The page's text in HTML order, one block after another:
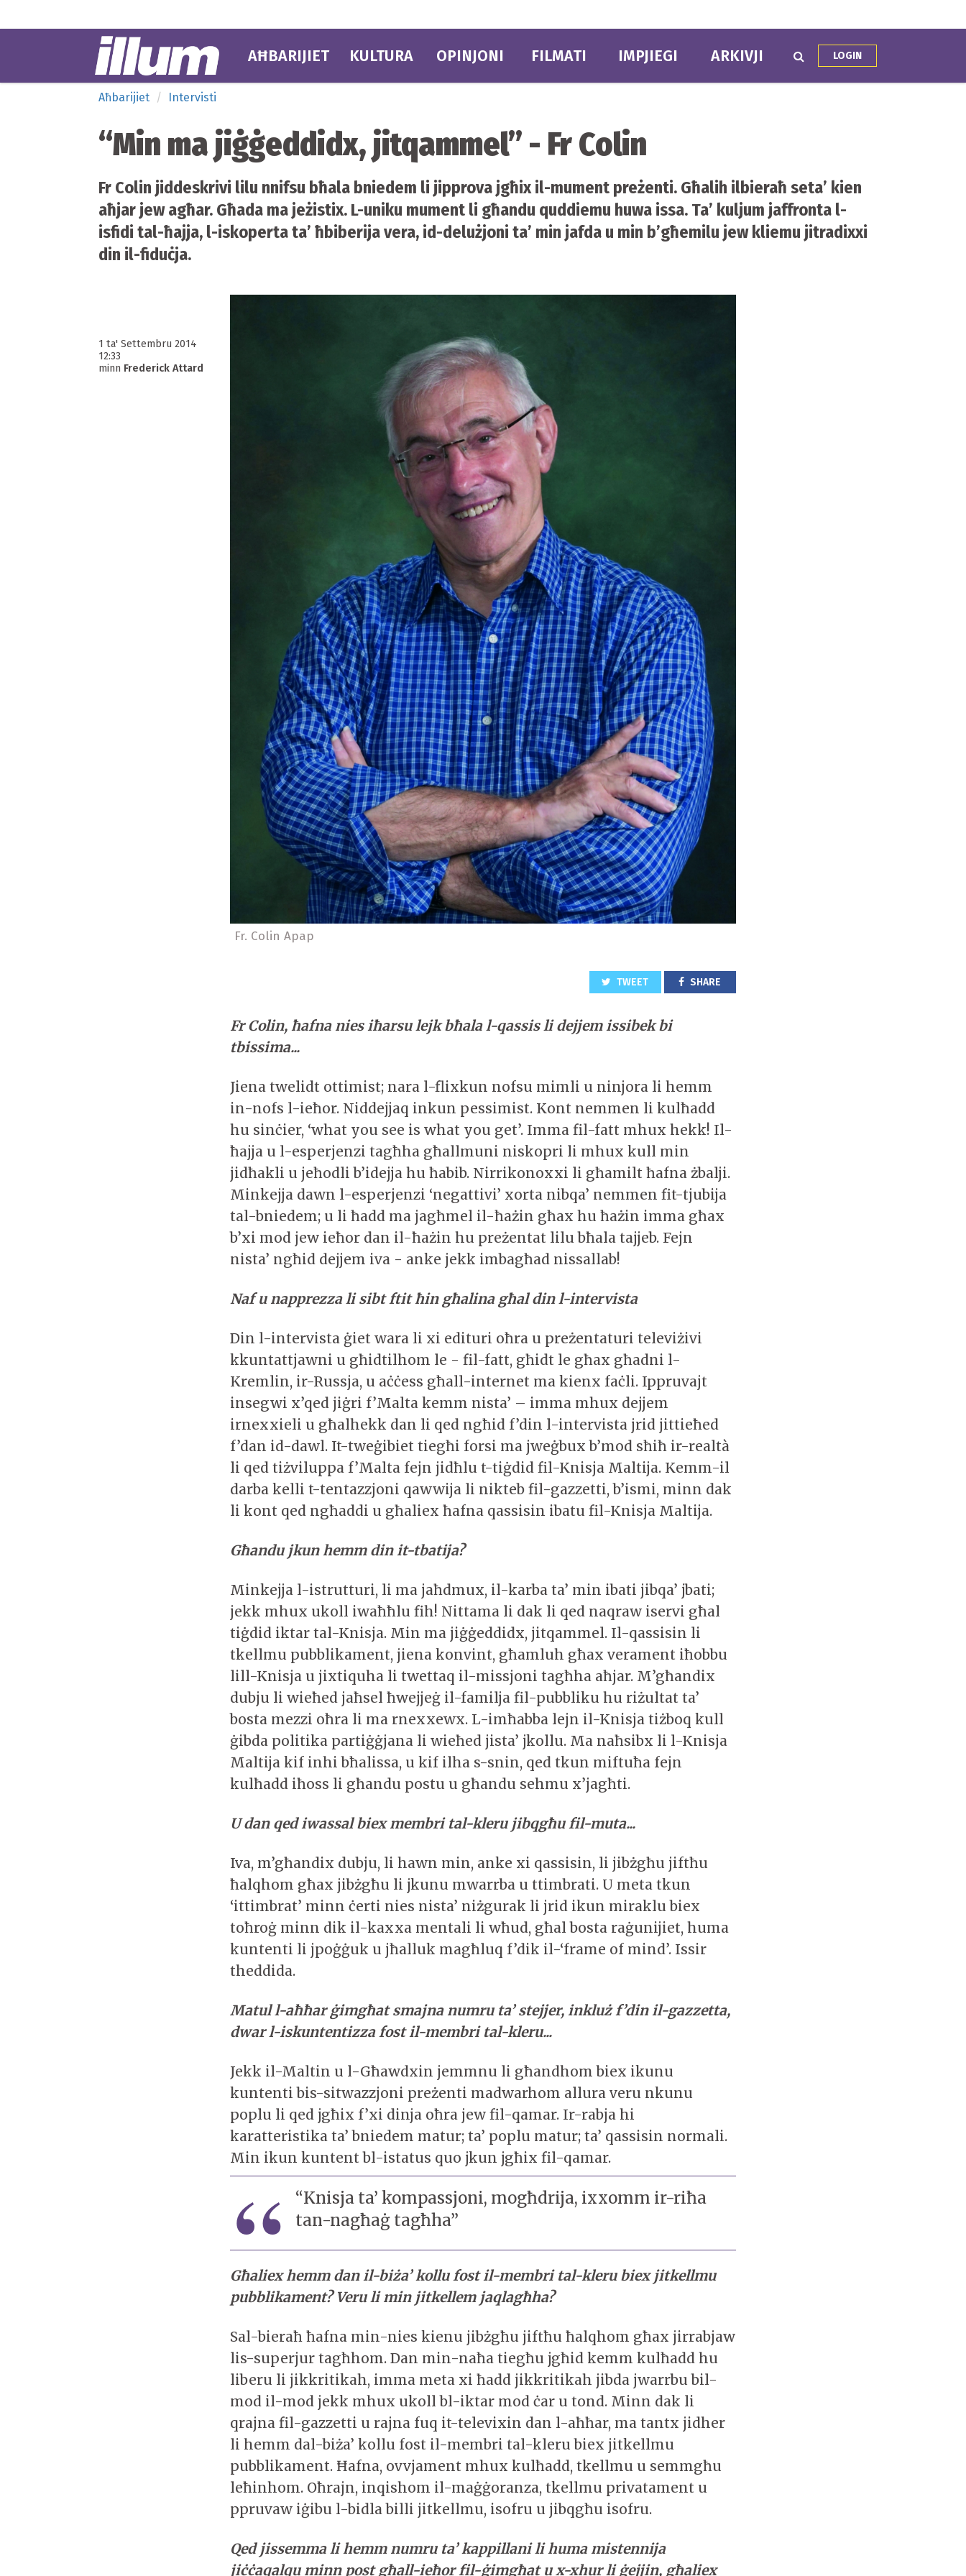
AĦBARIJIET KULTURA OPINJONI FILMATI IMPJIEGI ARKIVJI LOGIN
Aħbarijiet Intervisti
“Min ma jiġġeddidx, jitqammel” - Fr Colin
Fr Colin jiddeskrivi lilu nnifsu bħala bniedem li jipprova jgħix il-mument preżenti. Għalih ilbieraħ seta’ kien
aħjar jew agħar. Għada ma jeżistix. L-uniku mument li għandu quddiemu huwa issa. Ta’ kuljum jaffronta l-
isfidi tal-ħajja, l-iskoperta ta’ ħbiberija vera, id-delużjoni ta’ min jafda u min b’għemilu jew kliemu jitradixxi
din il-fiduċja.
1 ta' Settembru 2014
12:33
minn Frederick Attard
Fr. Colin Apap
TWEET SHARE
Fr Colin, ħafna nies iħarsu lejk bħala l-qassis li dejjem issibek bi
tbissima...
Jiena twelidt ottimist; nara l-flixkun nofsu mimli u ninjora li hemm
in-nofs l-ieħor. Niddejjaq inkun pessimist. Kont nemmen li kulħadd
hu sinċier, ‘what you see is what you get’. Imma fil-fatt mhux hekk! Il-
ħajja u l-esperjenzi tagħha għallmuni niskopri li mhux kull min
jidħakli u jeħodli b’idejja hu ħabib. Nirrikonoxxi li għamilt ħafna żbalji.
Minkejja dawn l-esperjenzi ‘negattivi’ xorta nibqa’ nemmen fit-tjubija
tal-bniedem; u li ħadd ma jagħmel il-ħażin għax hu ħażin imma għax
b’xi mod jew ieħor dan il-ħażin hu preżentat lilu bħala tajjeb. Fejn
nista’ ngħid dejjem iva - anke jekk imbagħad nissallab!
Naf u napprezza li sibt ftit ħin għalina għal din l-intervista
Din l-intervista ġiet wara li xi edituri oħra u preżentaturi televiżivi
kkuntattjawni u għidtilhom le - fil-fatt, għidt le għax għadni l-
Kremlin, ir-Russja, u aċċess għall-internet ma kienx faċli. Ippruvajt
insegwi x’qed jiġri f’Malta kemm nista’ – imma mhux dejjem
irnexxieli u għalhekk dan li qed ngħid f’din l-intervista jrid jittieħed
f’dan id-dawl. It-tweġibiet tiegħi forsi ma jweġbux b’mod sħiħ ir-realtà
li qed tiżviluppa f’Malta fejn jidħlu t-tiġdid fil-Knisja Maltija. Kemm-il
darba kelli t-tentazzjoni qawwija li nikteb fil-gazzetti, b’ismi, minn dak
li kont qed ngħaddi u għaliex ħafna qassisin ibatu fil-Knisja Maltija.
Għandu jkun hemm din it-tbatija?
Minkejja l-istrutturi, li ma jaħdmux, il-karba ta’ min ibati jibqa’ jbati;
jekk mhux ukoll iwaħħlu fih! Nittama li dak li qed naqraw iservi għal
tiġdid iktar tal-Knisja. Min ma jiġġeddidx, jitqammel. Il-qassisin li
tkellmu pubblikament, jiena konvint, għamluh għax verament iħobbu
lill-Knisja u jixtiquha li twettaq il-missjoni tagħha aħjar. M’għandix
dubju li wieħed jaħsel ħwejjeġ il-familja fil-pubbliku hu riżultat ta’
bosta mezzi oħra li ma rnexxewx. L-imħabba lejn il-Knisja tiżboq kull
ġibda politika partiġġjana li wieħed jista’ jkollu. Ma naħsibx li l-Knisja
Maltija kif inhi bħalissa, u kif ilha s-snin, qed tkun miftuħa fejn
kulħadd iħoss li għandu postu u għandu sehmu x’jagħti.
U dan qed iwassal biex membri tal-kleru jibqgħu fil-muta...
Iva, m’għandix dubju, li hawn min, anke xi qassisin, li jibżgħu jiftħu
ħalqhom għax jibżgħu li jkunu mwarrba u ttimbrati. U meta tkun
‘ittimbrat’ minn ċerti nies nista’ niżgurak li jrid ikun miraklu biex
toħroġ minn dik il-kaxxa mentali li wħud, għal bosta raġunijiet, huma
kuntenti li jpoġġuk u jħalluk magħluq f’dik il-‘frame of mind’. Issir
theddida.
Matul l-aħħar ġimgħat smajna numru ta’ stejjer, inkluż f’din il-gazzetta,
dwar l-iskuntentizza fost il-membri tal-kleru...
Jekk il-Maltin u l-Għawdxin jemmnu li għandhom biex ikunu
kuntenti bis-sitwazzjoni preżenti madwarhom allura veru nkunu
poplu li qed jgħix f’xi dinja oħra jew fil-qamar. Ir-rabja hi
karatteristika ta’ bniedem matur; ta’ poplu matur; ta’ qassisin normali.
Min ikun kuntent bl-istatus quo jkun jgħix fil-qamar.
“Knisja ta’ kompassjoni, mogħdrija, ixxomm ir-riħa
tan-nagħaġ tagħha”
Għaliex hemm dan il-biża’ kollu fost il-membri tal-kleru biex jitkellmu
pubblikament? Veru li min jitkellem jaqlagħha?
Sal-bieraħ ħafna min-nies kienu jibżgħu jiftħu ħalqhom għax jirrabjaw
lis-superjur tagħhom. Dan min-naħa tiegħu jgħid kemm kulħadd hu
liberu li jikkritikah, imma meta xi ħadd jikkritikah jibda jwarrbu bil-
mod il-mod jekk mhux ukoll bl-iktar mod ċar u tond. Minn dak li
qrajna fil-gazzetti u rajna fuq it-televixin dan l-aħħar, ma tantx jidher
li hemm dal-biża’ kollu fost il-membri tal-kleru biex jitkellmu
pubblikament. Ħafna, ovvjament mhux kulħadd, tkellmu u semmgħu
leħinhom. Oħrajn, inqishom il-maġġoranza, tkellmu privatament u
ppruvaw iġibu l-bidla billi jitkellmu, isofru u jibqgħu isofru.
Qed jissemma li hemm numru ta’ kappillani li huma mistennija
jiċċaqalqu minn post għall-ieħor fil-ġimgħat u x-xhur li ġejjin, għaliex